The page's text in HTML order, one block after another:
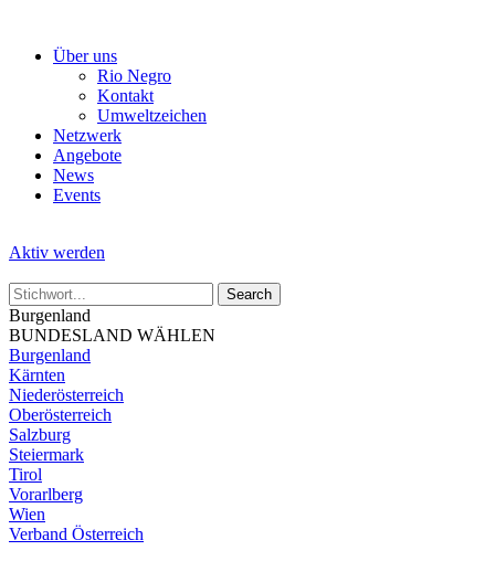
Über uns
Rio Negro
Kontakt
Umweltzeichen
Netzwerk
Angebote
News
Events
Aktiv werden
Burgenland
BUNDESLAND WÄHLEN
Burgenland
Kärnten
Niederösterreich
Oberösterreich
Salzburg
Steiermark
Tirol
Vorarlberg
Wien
Verband Österreich